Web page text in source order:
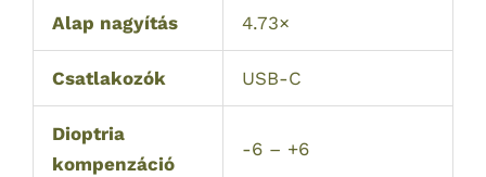
Alap nagyítás 4.73×
Csatlakozók USB-C
Dioptria
kompenzáció
-6 – +6